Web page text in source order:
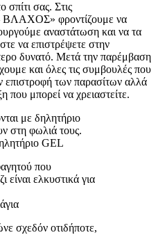
σπίτι σας. Στις
φροντίζουμε να
αναστάτωση και να τα
να επιστρέψετε στην
δυνατό. Μετά την παρέμβαση
και όλες τις συμβουλές που
επιστροφή των παρασίτων αλλά
που μπορεί να χρειαστείτε.
GEL